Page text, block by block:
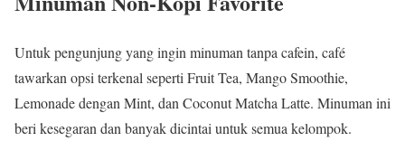
Untuk pengunjung yang ingin minuman tanpa cafein, café
tawarkan opsi terkenal seperti Fruit Tea, Mango Smoothie,
Lemonade dengan Mint, dan Coconut Matcha Latte. Minuman ini
beri kesegaran dan banyak dicintai untuk semua kelompok.